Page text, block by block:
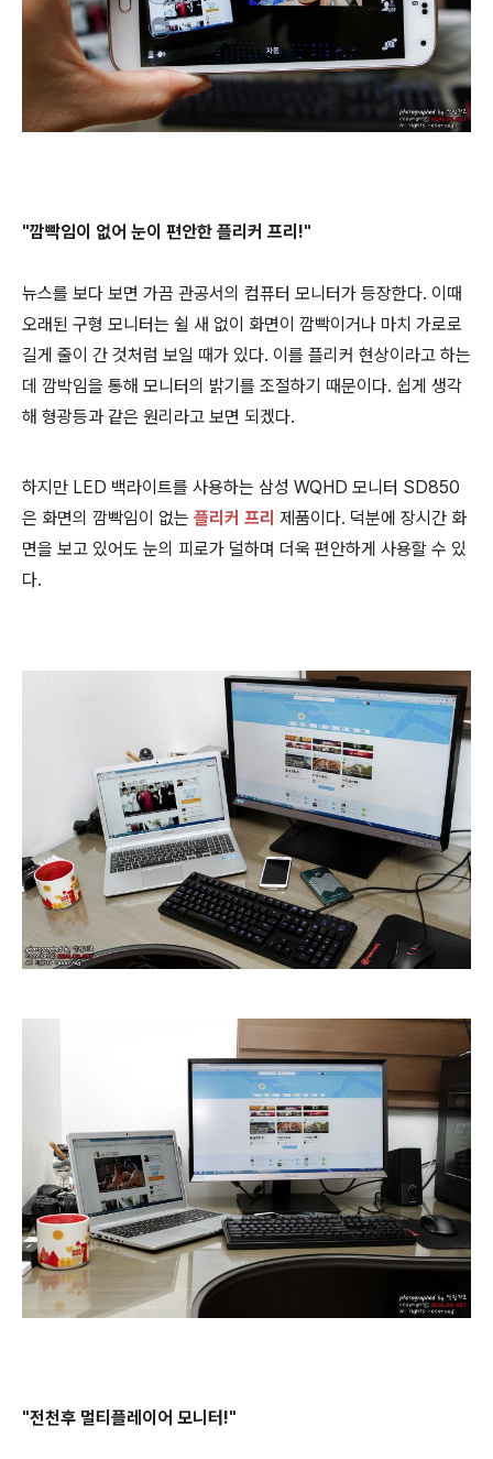
"깜빡임이 없어 눈이 편안한 플리커 프리!"
뉴스를 보다 보면 가끔 관공서의 컴퓨터 모니터가 등장한다. 이때
오래된 구형 모니터는 쉴 새 없이 화면이 깜빡이거나 마치 가로로
길게 줄이 간 것처럼 보일 때가 있다. 이를 플리커 현상이라고 하는
데 깜박임을 통해 모니터의 밝기를 조절하기 때문이다. 쉽게 생각
해 형광등과 같은 원리라고 보면 되겠다.
하지만 LED 백라이트를 사용하는 삼성 WQHD 모니터 SD850
은 화면의 깜빡임이 없는 플리커 프리 제품이다. 덕분에 장시간 화
면을 보고 있어도 눈의 피로가 덜하며 더욱 편안하게 사용할 수 있
다.
"전천후 멀티플레이어 모니터!"